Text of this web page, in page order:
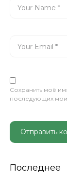
Сохранить моё
последующих
Последнее